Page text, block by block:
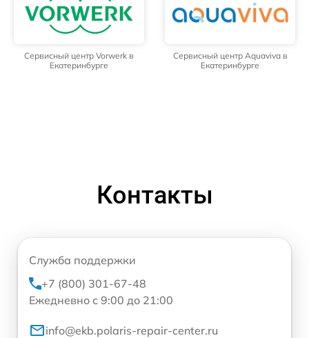
Сервисный центр Vorwerk в
Екатеринбурге
Сервисный центр Aquaviva в
Екатеринбурге
Контакты
Служба поддержки
+7 (800) 301-67-48
Ежедневно с 9:00 до 21:00
info@ekb.polaris-repair-center.ru